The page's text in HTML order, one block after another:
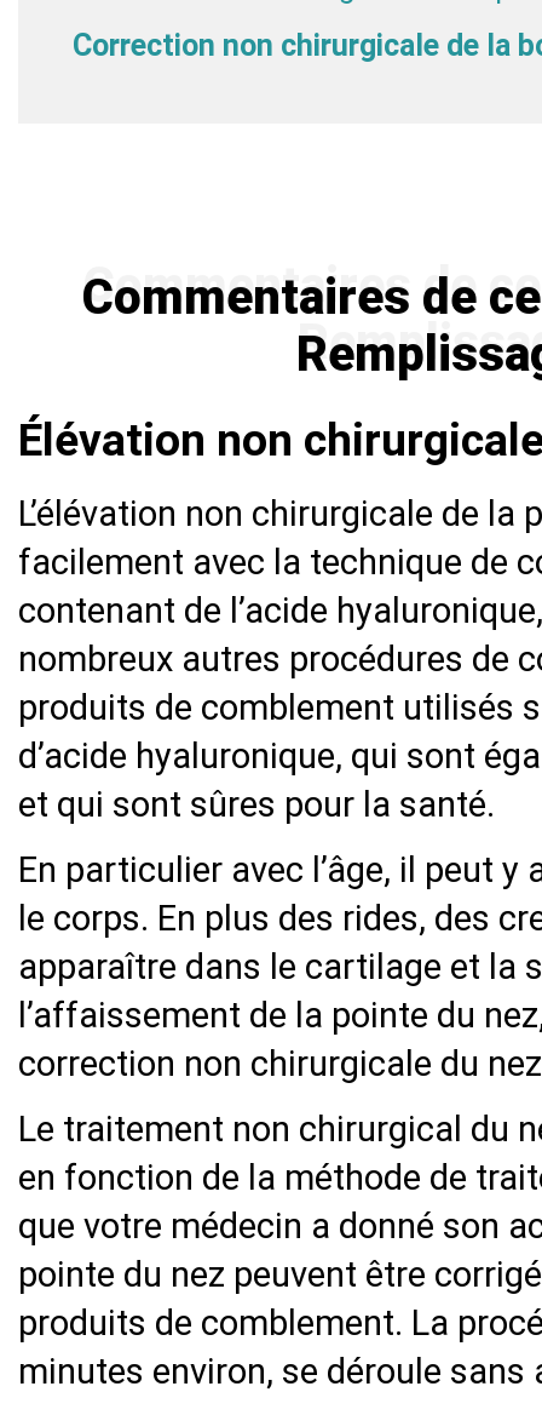
Correction non chirurgicale de la
Commentaires de
Élévation non
L’élévation non chirurgicale de
facilement avec la technique de
contenant de l’acide
nombreux autres procédures de
produits de comblement utilisés
d’acide hyaluronique, qui sont
et qui sont sûres pour la santé.
En particulier avec l’âge, il peut
le corps. En plus des rides, des
apparaître dans le cartilage et la
l’affaissement de la pointe du
correction non chirurgicale du
Le traitement non chirurgical du
en fonction de la méthode de
que votre médecin a donné son
pointe du nez peuvent être
produits de comblement. La
minutes environ, se déroule sans